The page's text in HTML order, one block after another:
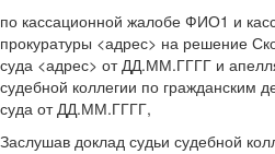
по кассационной жалобе ФИО1 и
прокуратуры <адрес> на решение
суда <адрес> от ДД.ММ.ГГГГ и
судебной коллегии по гражданским
суда от ДД.ММ.ГГГГ,
Заслушав доклад судьи судебной